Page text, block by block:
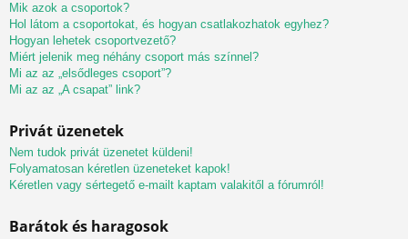
Mik azok a csoportok?
Hol látom a csoportokat, és hogyan csatlakozhatok egyhez?
Hogyan lehetek csoportvezető?
Miért jelenik meg néhány csoport más színnel?
Mi az az „elsődleges csoport”?
Mi az az „A csapat” link?
Privát üzenetek
Nem tudok privát üzenetet küldeni!
Folyamatosan kéretlen üzeneteket kapok!
Kéretlen vagy sértegető e-mailt kaptam valakitől a fórumról!
Barátok és haragosok